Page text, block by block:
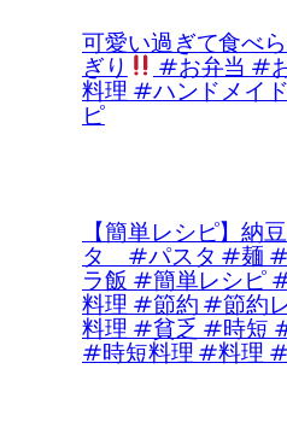
可愛い過ぎて食べ
ぎり #お弁当 #
料理 #ハンドメイ
ピ
【簡単レシピ】納
タ #パスタ #麺 #
ラ飯 #簡単レシピ
料理 #節約 #節約
料理 #貧乏 #時短
#時短料理 #料理